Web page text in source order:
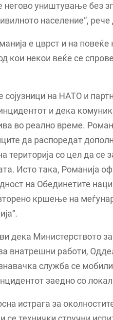
негово уништување без
население“,
е цврст и на
кои некои веќе се
сојузници на НАТО и
и дека
во реално време.
да распоредат
територија со цел да се
Исто така, Романија
на Обединетите
кршење на
дека Министерството
внатрешни работи,
служба се
заедно со
истрага за